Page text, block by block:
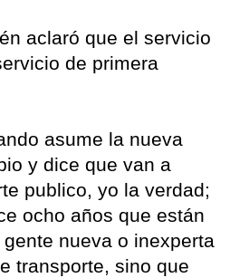
aclaró que el servicio
de primera
asume la nueva
y dice que van a
publico, yo la verdad;
ocho años que están
nueva o inexperta
transporte, sino que